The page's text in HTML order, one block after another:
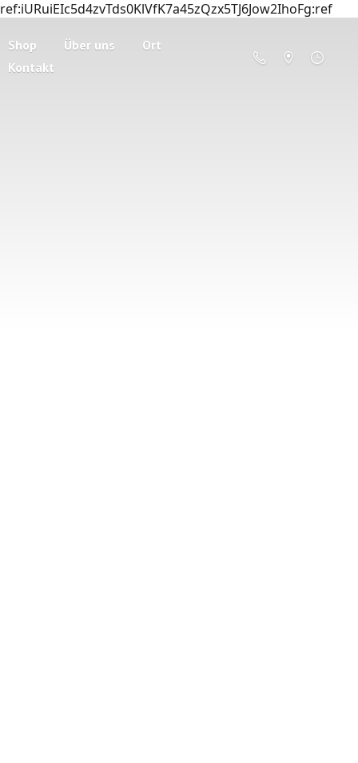
ref:iURuiEIc5d4zvTds0KlVfK7a45zQzx5TJ6Jow2IhoFg:ref
Shop Über uns
Ort
Kontakt